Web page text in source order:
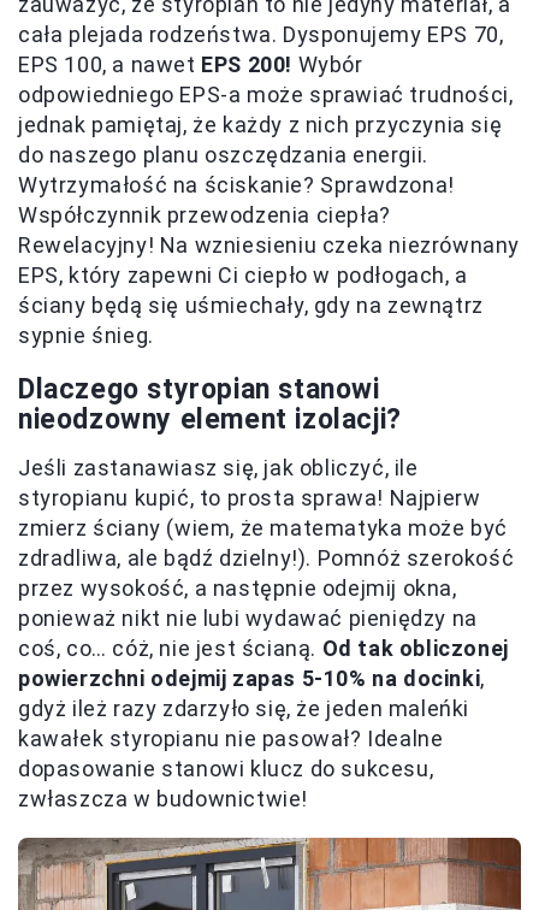
cała plejada rodzeństwa. Dysponujemy EPS 70,
EPS 100, a nawet EPS 200! Wybór
odpowiedniego EPS-a może sprawiać trudności,
jednak pamiętaj, że każdy z nich przyczynia się
do naszego planu oszczędzania energii.
Wytrzymałość na ściskanie? Sprawdzona!
Współczynnik przewodzenia ciepła?
Rewelacyjny! Na wzniesieniu czeka niezrównany
EPS, który zapewni Ci ciepło w podłogach, a
ściany będą się uśmiechały, gdy na zewnątrz
sypnie śnieg.
Dlaczego styropian stanowi
nieodzowny element izolacji?
Jeśli zastanawiasz się, jak obliczyć, ile
styropianu kupić, to prosta sprawa! Najpierw
zmierz ściany (wiem, że matematyka może być
zdradliwa, ale bądź dzielny!). Pomnóż szerokość
przez wysokość, a następnie odejmij okna,
ponieważ nikt nie lubi wydawać pieniędzy na
coś, co… cóż, nie jest ścianą. Od tak obliczonej
powierzchni odejmij zapas 5-10% na docinki,
gdyż ileż razy zdarzyło się, że jeden maleńki
kawałek styropianu nie pasował? Idealne
dopasowanie stanowi klucz do sukcesu,
zwłaszcza w budownictwie!